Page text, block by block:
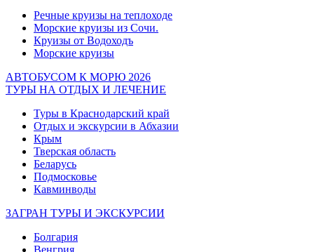
Речные круизы на теплоходе
Морские круизы из Сочи.
Круизы от Водоходъ
Морские круизы
АВТОБУСОМ К МОРЮ 2026
ТУРЫ НА ОТДЫХ И ЛЕЧЕНИЕ
Туры в Краснодарский край
Отдых и экскурсии в Абхазии
Крым
Тверская область
Беларусь
Подмосковье
Кавминводы
ЗАГРАН ТУРЫ И ЭКСКУРСИИ
Болгария
Венгрия